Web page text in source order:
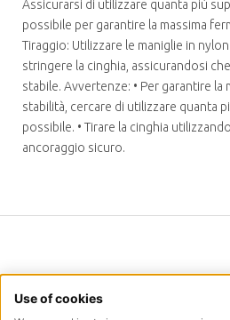
Assicurarsi di utilizzare quanta più
possibile per garantire la massima
Tiraggio: Utilizzare le maniglie in
stringere la cinghia, assicurandosi
stabile. Avvertenze: • Per garantire la
stabilità, cercare di utilizzare quanta
possibile. • Tirare la cinghia
ancoraggio sicuro.
INFORMATION